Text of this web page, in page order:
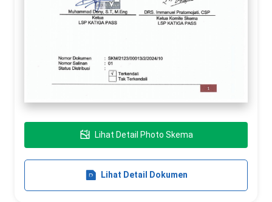
Lihat Detail Photo Skema
Lihat Detail Dokumen